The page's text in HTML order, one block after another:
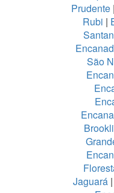
Prudente|
Rubi |
São
Jaguará |